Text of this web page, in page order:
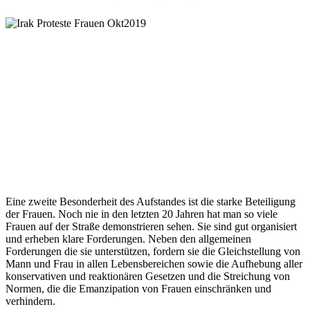
Eine zweite Besonderheit des Aufstandes ist die starke Beteiligung
der Frauen. Noch nie in den letzten 20 Jahren hat man so viele
Frauen auf der Straße demonstrieren sehen. Sie sind gut organisiert
und erheben klare Forderungen. Neben den allgemeinen
Forderungen die sie unterstützen, fordern sie die Gleichstellung von
Mann und Frau in allen Lebensbereichen sowie die Aufhebung aller
konservativen und reaktionären Gesetzen und die Streichung von
Normen, die die Emanzipation von Frauen einschränken und
verhindern.